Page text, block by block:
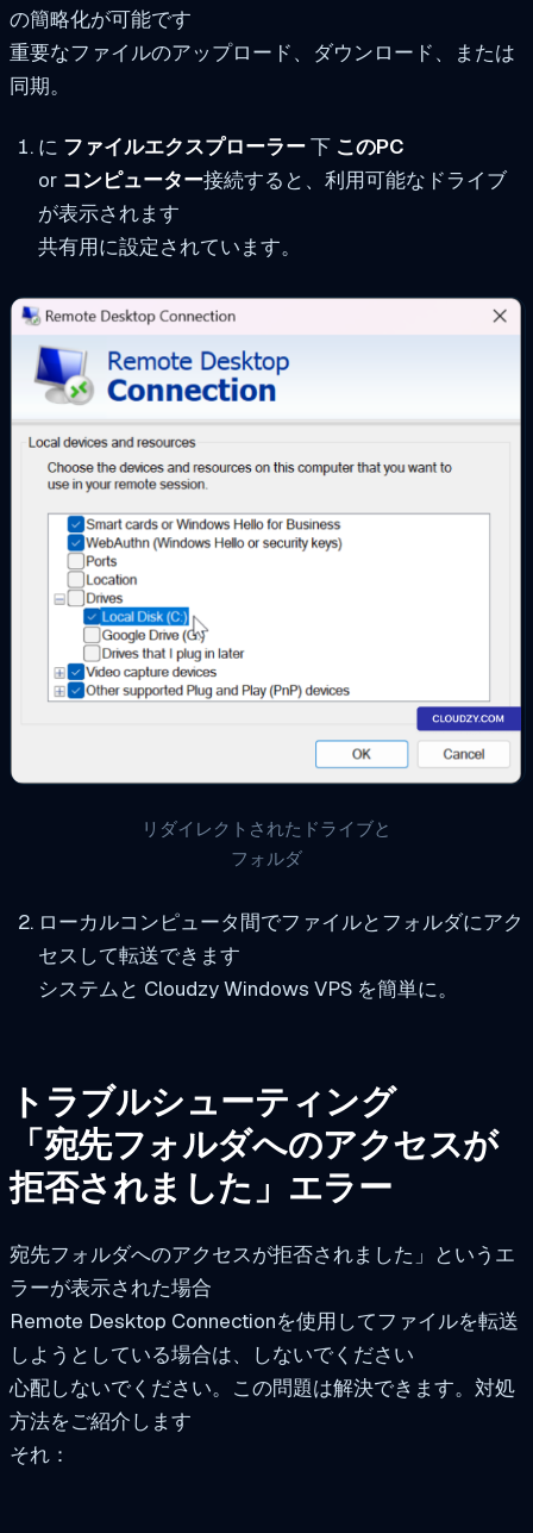
の簡略化が可能です
重要なファイルのアップロード、ダウンロード、または
同期。
に ファイルエクスプローラー下 このPC
or コンピューター接続すると、利用可能なドライブ
が表示されます
共有用に設定されています。
リダイレクトされたドライブと
フォルダ
ローカルコンピュータ間でファイルとフォルダにアク
セスして転送できます
システムと Cloudzy Windows VPS を簡単に。
トラブルシューティング
「宛先フォルダへのアクセスが
拒否されました」エラー
宛先フォルダへのアクセスが拒否されました」というエ
ラーが表示された場合
Remote Desktop Connectionを使用してファイルを転送
しようとしている場合は、しないでください
心配しないでください。この問題は解決できます。対処
方法をご紹介します
それ：